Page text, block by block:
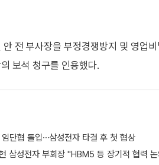
전 부사장을 부정경쟁방지 및 영업
보석 청구를 인용했다.
단협 돌입⋯삼성전자 타결 후 첫 협상
삼성전자 부회장 "HBM5 등 장기적 협력